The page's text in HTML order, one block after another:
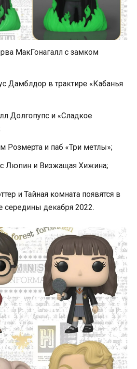
МакГонагалл с замком
Дамблдор в трактире «Кабанья
Долгопупс и «Сладкое
Розмерта и паб «Три метлы»;
Люпин и Визжащая Хижина;
и Тайная комната появятся в
середины декабря 2022.